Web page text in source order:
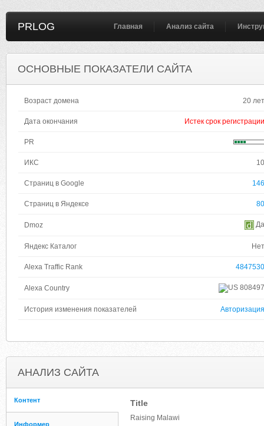
PRLOG Главная Анализ сайта
ОСНОВНЫЕ ПОКАЗАТЕЛИ САЙТА
Возраст домена 20 лет
Дата окончания Истек срок регистрации
PR
ИКС 10
Страниц в Google 146
Страниц в Яндексе 80
Dmoz Да
Яндекс Каталог Нет
Alexa Traffic Rank 4847530
Alexa Country 808497
История изменения показателей Авторизация
АНАЛИЗ САЙТА
Контент
Информер
Title
Raising Malawi